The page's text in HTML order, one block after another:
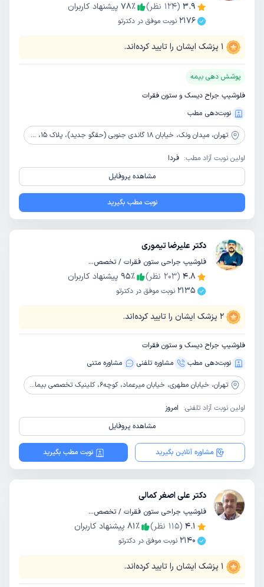
3.9
(
124 نظر) 78٪
پیشنهاد کاربران
2176 نوبت موفق در دکترتو
1 پزشک ایشان را تایید کرده‌اند.
پوشش دهی بیمه
فلوشیپ جراح دیسک و ستون فقرات
نوبت‌دهی مطب
تهران، میدان ونک، خیابان 18 گاندی جنوبی (حقگو جدید)، پلاک 15، طبقه 4، واحد 11
اولین نوبت آزاد مطب: فردا
مشاهده پروفایل
نوبت مطب بگیرید
دکتر علیرضا تیموری
فلوشیپ جراحی ستون فقرات / تخصص جراحی مغز و اعصاب
4.8
(
203 نظر) 95٪
پیشنهاد کاربران
2135 نوبت موفق در دکترتو
2 پزشک ایشان را تایید کرده‌اند.
فلوشیپ جراح دیسک و ستون فقرات
نوبت‌دهی مطب
مشاوره‌ تلفنی مشاوره‌ متنی
تهران، خیابان مطهری، خیابان میرعماد، کوچه6، کلینیک تخصصی بیمارستان مهراد
اولین نوبت آزاد تلفنی: امروز
مشاهده پروفایل
مشاوره آنلاین بگیرید نوبت مطب بگیرید
دکتر علی اصغر کمالی
فلوشیپ جراحی ستون فقرات / تخصص ارتوپدی
4.1
(
115 نظر) 81٪
پیشنهاد کاربران
2140 نوبت موفق در دکترتو
1 پزشک ایشان را تایید کرده‌اند.